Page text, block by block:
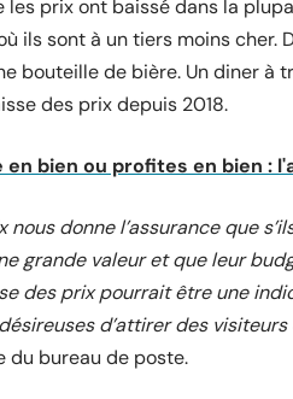
les prix ont baissé dans la
ils sont à un tiers moins cher.
bouteille de bière. Un diner à
des prix depuis 2018.
en bien ou profites en bien :
nous donne l’assurance que
grande valeur et que leur
des prix pourrait être une
d’attirer des
du bureau de poste.